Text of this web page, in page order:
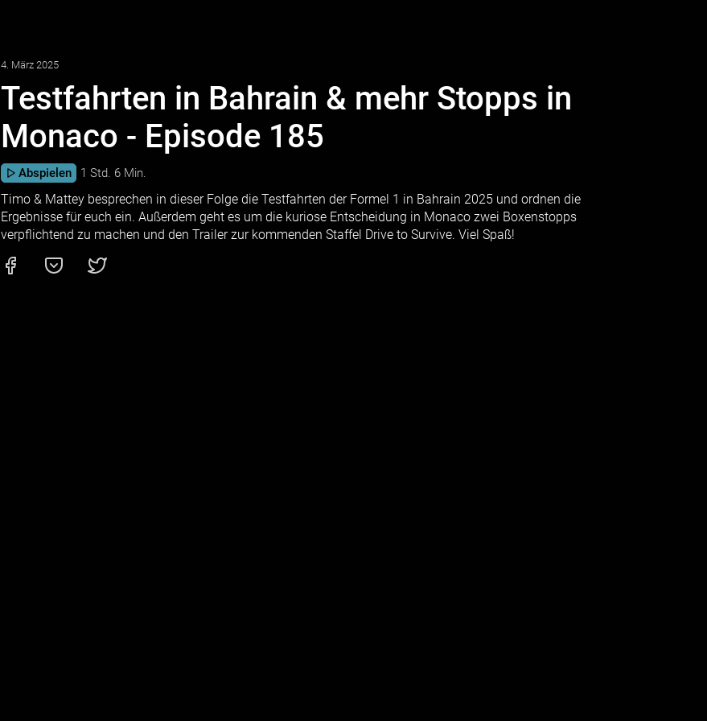
4. März 2025
Testfahrten in Bahrain & mehr Stopps in
Monaco - Episode 185
Abspielen 1 Std. 6 Min.
Timo & Mattey besprechen in dieser Folge die Testfahrten der Formel 1 in Bahrain 2025 und ordnen die
Ergebnisse für euch ein. Außerdem geht es um die kuriose Entscheidung in Monaco zwei Boxenstopps
verpflichtend zu machen und den Trailer zur kommenden Staffel Drive to Survive. Viel Spaß!